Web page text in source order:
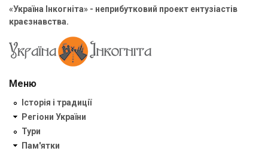
«Україна Інкогніта» - неприбутковий проект ентузіастів
краєзнавства.
Меню
Історія і традиції
Регіони України
Тури
Пам'ятки